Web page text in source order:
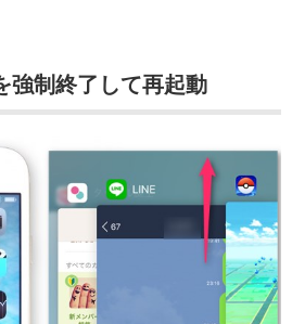
強制終了して再起動